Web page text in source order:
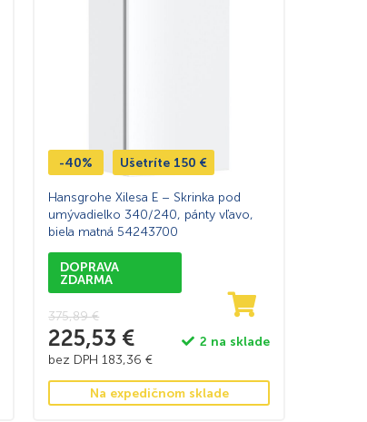
-40% Ušetríte 150€
Hansgrohe Xilesa E – Skrinka pod
umývadielko 340/240, pánty vľavo,
biela matná 54243700
DOPRAVA
ZDARMA
375,89€
225,53 €
bez DPH183,36€
2 na sklade
Na expedičnom sklade